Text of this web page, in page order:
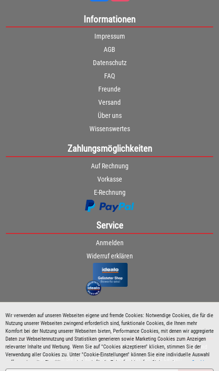
Wir verwenden auf unseren Webseiten eigene und fremde Cookies: Notwendige Cookies, die für die
Nutzung unserer Webseiten zwingend erforderlich sind, funktionale Cookies, die Ihnen mehr
Komfort bei der Nutzung unserer Webseiten bieten, Performance Cookies, mit denen wir aggregierte
Daten zur Webseitennutzung und Statistiken generieren sowie Marketing Cookies zum Anzeigen
relevanter Inhalte und Werbung. Wenn Sie auf "Cookies akzeptieren" klicken, stimmen Sie der
Verwendung aller Cookies zu. Unter "Cookie-Einstellungen" können Sie eine individuelle Auswahl
treffen und erteilte Einwilligungen jederzeit für die Zukunft widerrufen. Siehe auch unsere Cookie
Informationen
Impressum
AGB
Datenschutz
FAQ
Freunde
Versand
Über uns
Wissenswertes
Zahlungsmöglichkeiten
Auf Rechnung
Vorkasse
E-Rechnung
Service
Anmelden
Widerruf erklären
Newsletter
Bleiben Sie immer über spezielle Aktionen sowie Produktneuheiten informiert und
abonnieren Sie den kostenlosen Newsletter von Lutz Langer!